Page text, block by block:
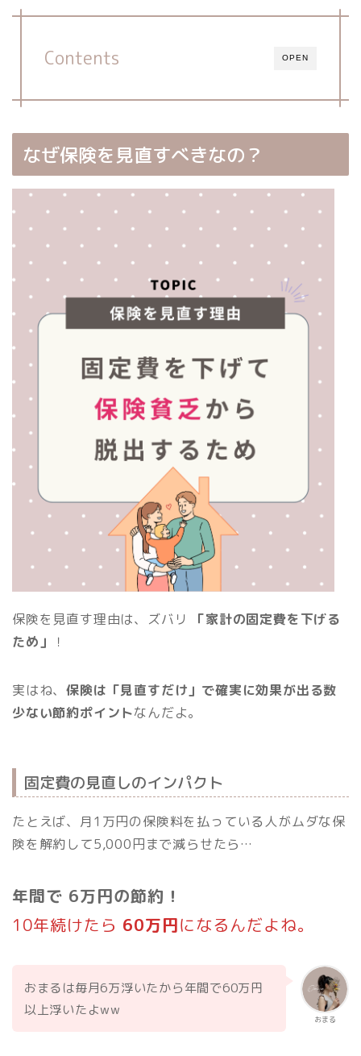
OPEN
Contents
なぜ保険を見直すべきなの？
保険を見直す理由は、ズバリ
「家計の固定費を下げる
ため」
！
実はね、保険は「見直すだけ」で確実に効果が出る数
少ない節約ポイントなんだよ。
固定費の見直しのインパクト
たとえば、月1万円の保険料を払っている人がムダな保
険を解約して5,000円まで減らせたら…
年間で 6万円の節約！
10年続けたら 60万円になるんだよね。
おまる
おまるは毎月6万浮いたから年間で60万円
以上浮いたよww